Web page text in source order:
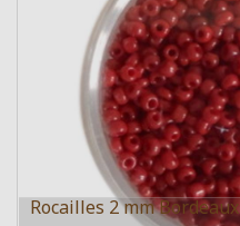
Rocailles 2 mm Bordeaux